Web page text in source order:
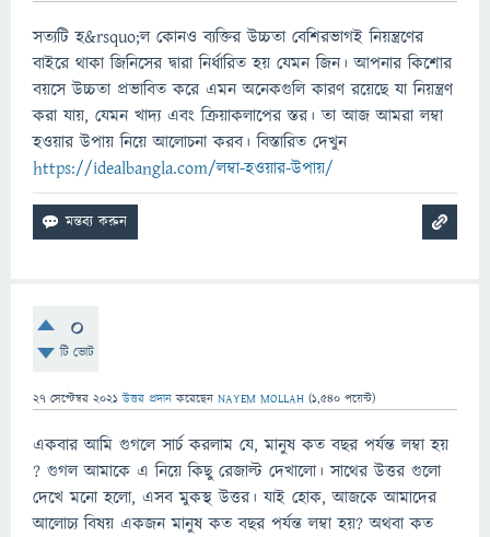
সত্যটি হ&rsquo;ল কোনও ব্যক্তির উচ্চতা বেশিরভাগই নিয়ন্ত্রণের
বাইরে থাকা জিনিসের দ্বারা নির্ধারিত হয় যেমন জিন। আপনার কিশোর
বয়সে উচ্চতা প্রভাবিত করে এমন অনেকগুলি কারণ রয়েছে যা নিয়ন্ত্রণ
করা যায়, যেমন খাদ্য এবং ক্রিয়াকলাপের স্তর। তা আজ আমরা লম্বা
হওয়ার উপায় নিয়ে আলোচনা করব। বিস্তারিত দেখুন
https://idealbangla.com/লম্বা-হওয়ার-উপায়/
0
টি ভোট
27 সেপ্টেম্বর 2021 উত্তর প্রদান করেছেন NAYEM MOLLAH (1,540 পয়েন্ট)
একবার আমি গুগলে সার্চ করলাম যে, মানুষ কত বছর পর্যন্ত লম্বা হয়
? গুগল আমাকে এ নিয়ে কিছু রেজাল্ট দেখালো। সাথের উত্তর গুলো
দেখে মনো হলো, এসব মুকস্থ উত্তর। যাই হোক, আজকে আমাদের
আলোচ্য বিষয় একজন মানুষ কত বছর পর্যন্ত লম্বা হয়? অথবা কত